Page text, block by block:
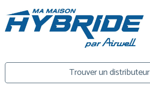
Trouver un distributeur